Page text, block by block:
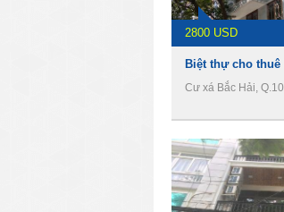
2800 USD
Cư xá Bắc Hải, Q.10